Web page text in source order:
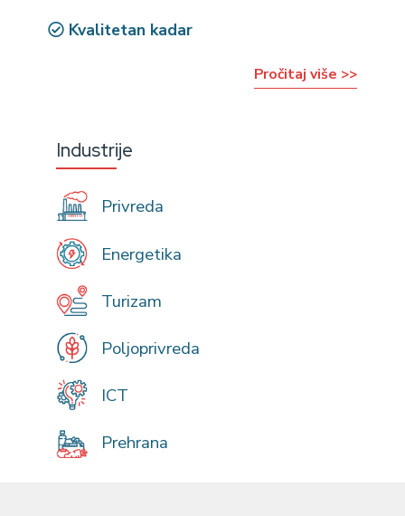
Kvalitetan kadar
Pročitaj više >>
Industrije
Privreda
Energetika
Turizam
Poljoprivreda
ICT
Prehrana